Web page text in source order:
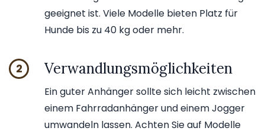
geeignet ist. Viele Modelle bieten Platz für
Hunde bis zu 40 kg oder mehr.
2 Verwandlungsmöglichkeiten
Ein guter Anhänger sollte sich leicht zwischen
einem Fahrradanhänger und einem Jogger
umwandeln lassen. Achten Sie auf Modelle